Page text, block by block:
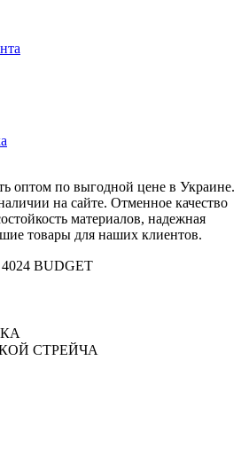
оптом по выгодной цене в Украине.
на сайте. Отменное качество
материалов, надежная
товары для наших клиентов.
BUDGET
СТРЕЙЧА